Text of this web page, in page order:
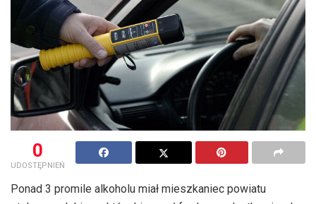
0
UDOSTĘPNIEŃ
Ponad 3 promile alkoholu miał mieszkaniec powiatu